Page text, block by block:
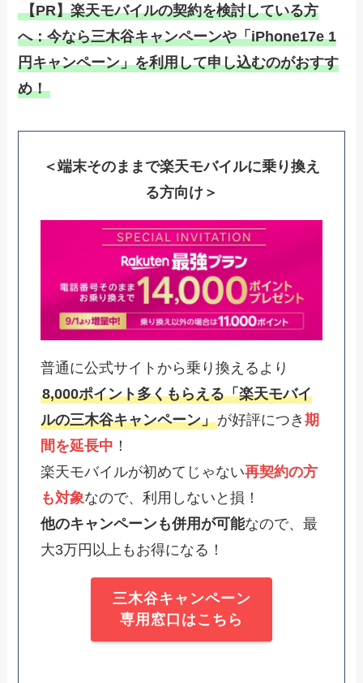
【PR】楽天モバイルの契約を検討している方
へ：今なら三木谷キャンペーンや「iPhone17e 1
円キャンペーン」を利用して申し込むのがおすす
め！
＜端末そのままで楽天モバイルに乗り換え
る方向け＞
普通に公式サイトから乗り換えるより
8,000ポイント多くもらえる「楽天モバイ
ルの三木谷キャンペーン」が好評につき期
間を延長中 ！
楽天モバイルが初めてじゃない再契約の方
も対象なので、利用しないと損！
他のキャンペーンも併用が可能なので、最
大3万円以上もお得になる！
三木谷キャンペーン
専用窓口はこちら